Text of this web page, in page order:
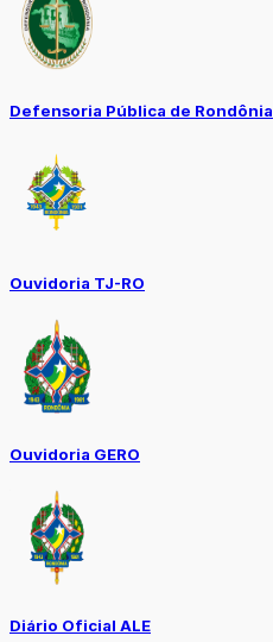
Defensoria Pública de Rondônia
Ouvidoria TJ-RO
Ouvidoria GERO
Diário Oficial ALE